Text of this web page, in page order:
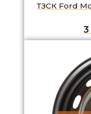
ТЗСК Ford
3